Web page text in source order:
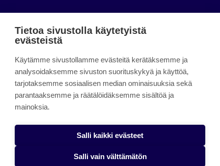
päättynyt 11.9.2023.
About the site
Käyttöehdot
Alasottoilmoitus
Tietoa sivustolla käytetyistä
evästeistä
Käytämme sivustollamme evästeitä kerätäksemme ja
analysoidaksemme sivuston suorituskykyä ja käyttöä,
tarjotaksemme sosiaalisen median ominaisuuksia sekä
parantaaksemme ja räätälöidäksemme sisältöä ja
mainoksia.
Salli kaikki evästeet
Salli vain välttämätön